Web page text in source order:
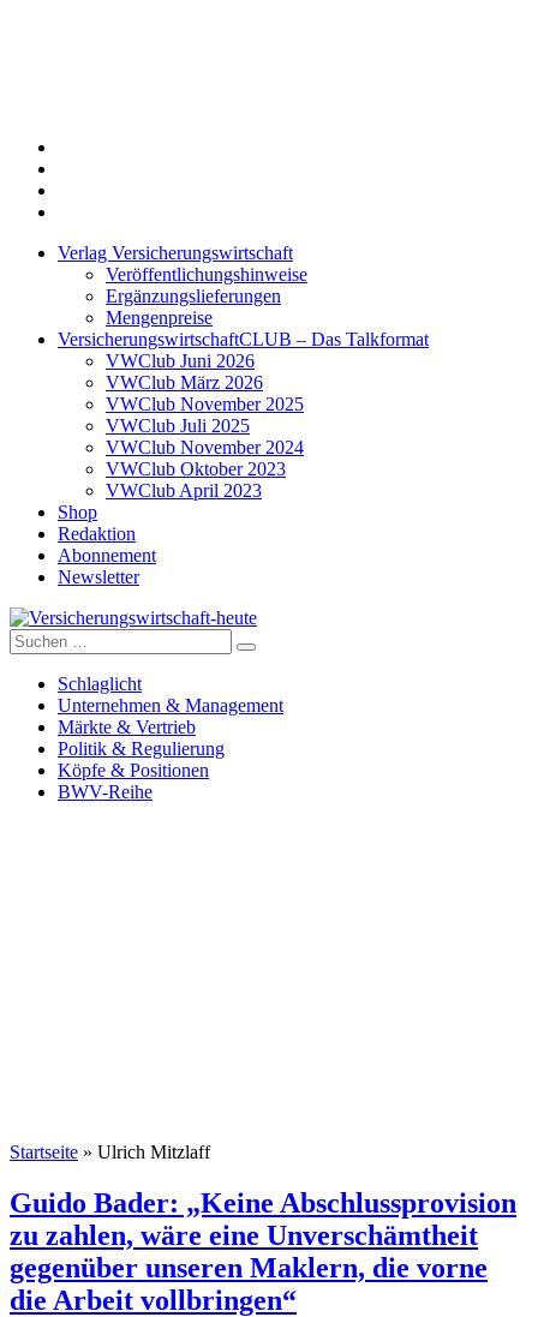
Verlag Versicherungswirtschaft
Veröffentlichungshinweise
Ergänzungslieferungen
Mengenpreise
VersicherungswirtschaftCLUB – Das Talkformat
VWClub Juni 2026
VWClub März 2026
VWClub November 2025
VWClub Juli 2025
VWClub November 2024
VWClub Oktober 2023
VWClub April 2023
Shop
Redaktion
Abonnement
Newsletter
Versicherungswirtschaft-heute
Suche
nach:
Schlaglicht
Unternehmen & Management
Märkte & Vertrieb
Politik & Regulierung
Köpfe & Positionen
BWV-Reihe
Startseite » Ulrich Mitzlaff
Guido Bader: „Keine Abschlussprovision
zu zahlen, wäre eine Unverschämtheit
gegenüber unseren Maklern, die vorne
die Arbeit vollbringen“